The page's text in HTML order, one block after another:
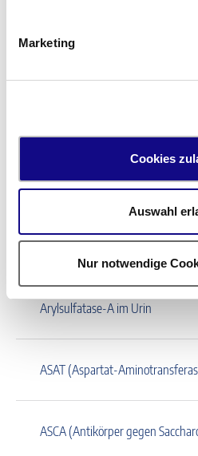
Marketing
Cookies
Auswahl
Nur notwendige
Arsen im Urin
Arsen im Vollblut
Arylsulfatase-A im Urin
ASAT (Aspartat-
ASCA (Antikörper gegen